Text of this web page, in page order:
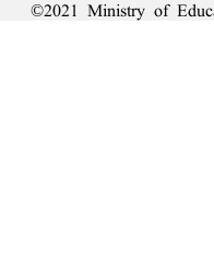
©2021 Ministry of